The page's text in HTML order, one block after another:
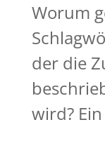
Worum
der die
wird?